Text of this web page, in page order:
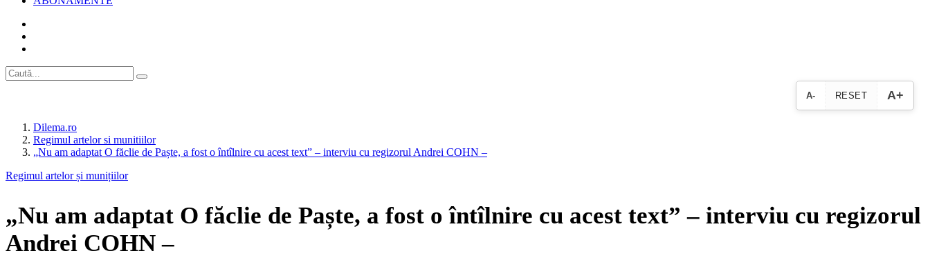
A- RESET A+
Dilema.ro
Regimul artelor si munitiilor
„Nu am adaptat O făclie de Paște, a fost o întîlnire cu acest text” – interviu cu regizorul Andrei COHN –
Regimul artelor și munițiilor
„Nu am adaptat O făclie de Paște, a fost o întîlnire cu acest text” – interviu cu regizorul
Andrei COHN –